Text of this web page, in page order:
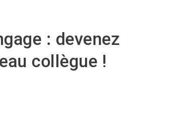
: devenez
collègue !